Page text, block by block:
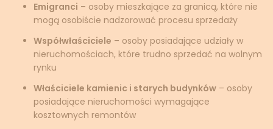
Emigranci – osoby mieszkające za granicą, które nie
mogą osobiście nadzorować procesu sprzedaży
Współwłaściciele – osoby posiadające udziały w
nieruchomościach, które trudno sprzedać na wolnym
rynku
Właściciele kamienic i starych budynków – osoby
posiadające nieruchomości wymagające
kosztownych remontów